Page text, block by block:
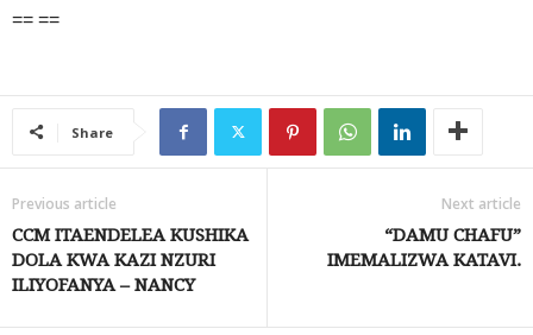
== ==
Share
Previous article
CCM ITAENDELEA KUSHIKA
DOLA KWA KAZI NZURI
ILIYOFANYA – NANCY
Next article
“DAMU CHAFU”
IMEMALIZWA KATAVI.